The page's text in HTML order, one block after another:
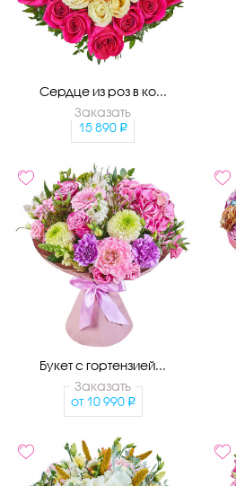
Сердце из роз в ко...
Заказать
15 890
Букет с гортензией...
Заказать
от 10 990